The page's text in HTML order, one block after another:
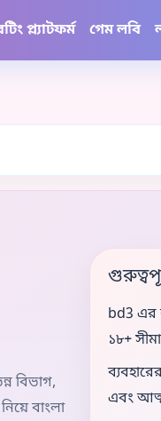
প্ল্যাটফর্ম গেম লবি
বিভাগ,
বাংলা
bd3 এর
১৮+
এবং